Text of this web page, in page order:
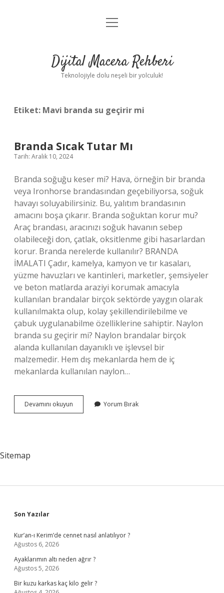
Anasayfa
Yasal Uyarı
menüyü
Dijital Macera Rehberi
Teknolojiyle dolu neşeli bir yolculuk!
Etiket: Mavi branda su geçirir mi
Branda Sıcak Tutar Mı
Tarih: Aralık 10, 2024
Branda soğuğu keser mi? Hava, örneğin bir branda
veya Ironhorse brandasından geçebiliyorsa, soğuk
havayı soluyabilirsiniz. Bu, yalıtım brandasının
amacını boşa çıkarır. Branda soğuktan korur mu?
Araç brandası, aracınızı soğuk havanın sebep
olabileceği don, çatlak, oksitlenme gibi hasarlardan
korur. Branda nerelerde kullanılır? BRANDA
İMALATI Çadır, kamelya, kamyon ve tır kasaları,
yüzme havuzları ve kantinleri, marketler, şemsiyeler
ve beton matlarda araziyi korumak amacıyla
kullanılan brandalar birçok sektörde yaygın olarak
kullanılmakta olup, kolay şekillendirilebilme ve
çabuk uygulanabilme özelliklerine sahiptir. Naylon
branda su geçirir mi? Naylon brandalar birçok
alanda kullanılan dayanıklı ve işlevsel bir
malzemedir. Hem dış mekanlarda hem de iç
mekanlarda kullanılan naylon…
Devamını okuyun
Sıcak
Yorum Bırak
Sitemap
Sidebar
Son Yazılar
Kur’an-ı Kerim’de cennet nasıl anlatılıyor ?
Ağustos 6, 2026
Ayaklarımın altı neden ağrır ?
Ağustos 5, 2026
Bir kuzu karkas kaç kilo gelir ?